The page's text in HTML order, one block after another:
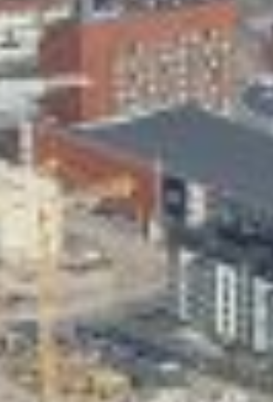
Skeittihalli
Varhaiskasvatus
Ateria- ja välipalamaksut
Mämminiemi
Taideapteekki
Kirjasto
Valon Kaupunki
Lasten Lysti & LystiKylä-festivaali
Ohje
English